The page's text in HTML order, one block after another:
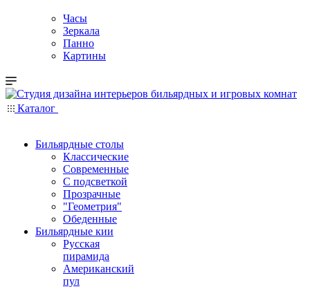
Часы
Зеркала
Панно
Картины
Каталог
Бильярдные столы
Классические
Современные
С подсветкой
Прозрачные
"Геометрия"
Обеденные
Бильярдные кии
Русская
пирамида
Американский
пул